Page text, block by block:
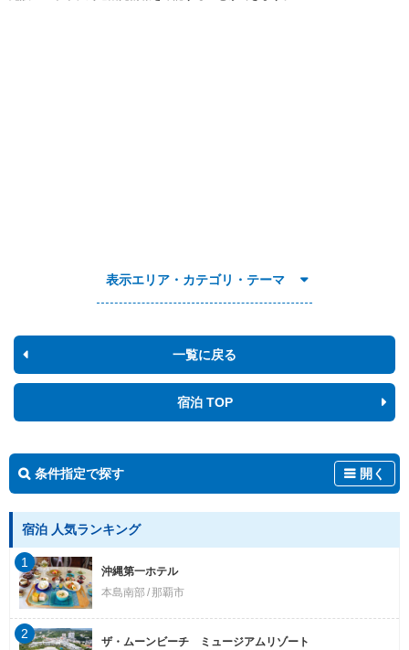
表示エリア・カテゴリ・テーマ
一覧に戻る
宿泊 TOP
条件指定で探す 開く
宿泊 人気ランキング
沖縄第一ホテル
本島南部
那覇市
1
ザ・ムーンビーチ ミュージアムリゾート
2